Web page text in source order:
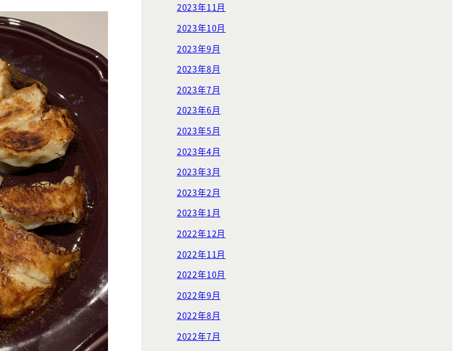
2023年11月
2023年10月
2023年9月
2023年8月
2023年7月
2023年6月
2023年5月
2023年4月
2023年3月
2023年2月
2023年1月
2022年12月
2022年11月
2022年10月
2022年9月
2022年8月
2022年7月